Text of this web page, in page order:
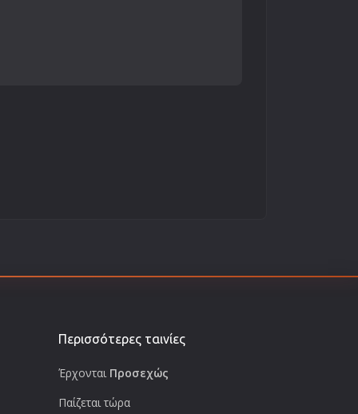
Περισσότερες ταινίες
Έρχονται Προσεχώς
Παίζεται τώρα